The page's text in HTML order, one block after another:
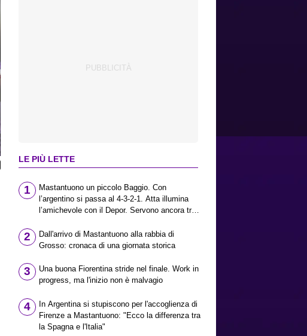
LE PIÙ LETTE
1
Mastantuono un piccolo Baggio. Con
l’argentino si passa al 4-3-2-1. Atta illumina
l’amichevole con il Depor. Servono ancora tre
Antognoni, un finale senza vincitori
2
Dall'arrivo di Mastantuono alla rabbia di
Grosso: cronaca di una giornata storica
3
Una buona Fiorentina stride nel finale. Work in
progress, ma l'inizio non è malvagio
4
In Argentina si stupiscono per l'accoglienza di
Firenze a Mastantuono: "Ecco la differenza tra
la Spagna e l'Italia"